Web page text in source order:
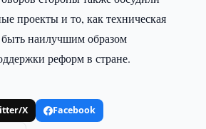
проекты и то, как техническая
наилучшим образом
реформ в стране.
X
Facebook